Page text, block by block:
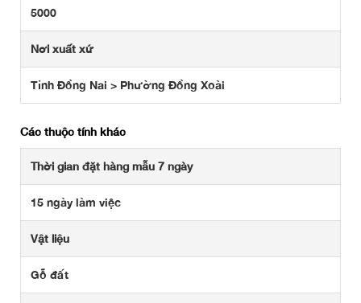
5000
Nơi xuất xứ
Tỉnh Đồng Nai > Phường Đồng Xoài
Các thuộc tính khác
Thời gian đặt hàng mẫu 7 ngày
15 ngày làm việc
Vật liệu
Gỗ đất